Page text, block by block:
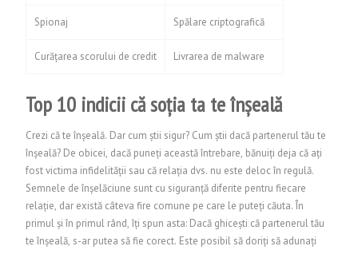
Spionaj Spălare criptografică
Curățarea scorului de credit Livrarea de malware
Top 10 indicii că soția ta te înșeală
Crezi că te înșeală. Dar cum știi sigur? Cum știi dacă partenerul tău te
înșeală? De obicei, dacă puneți această întrebare, bănuiți deja că ați
fost victima infidelității sau că relația dvs. nu este deloc în regulă.
Semnele de înșelăciune sunt cu siguranță diferite pentru fiecare
relație, dar există câteva fire comune pe care le puteți căuta. În
primul și în primul rând, îți spun asta: Dacă ghicești că partenerul tău
te înșeală, s-ar putea să fie corect. Este posibil să doriți să adunați